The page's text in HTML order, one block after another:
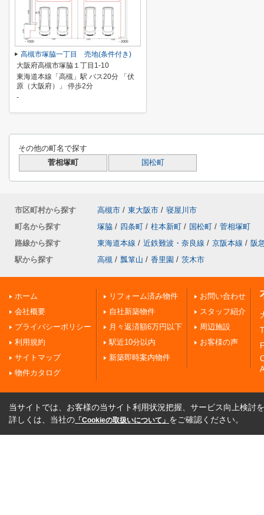
高槻市塚脇一丁目 売地(条件付き)
大阪府高槻市塚脇１丁目1-10
東海道本線「高槻」駅 バス20分 「伏
原（大阪府）」 停歩2分
-
その他の町名で探す
菅相塚町 国松町
市区町村から探す 高槻市 / 東大阪市 / 寝屋川市
町名から探す
塚脇 / 四条町 / 柱本新町 / 国松町 / 菅相塚町
路線から探す
東海道本線 / 近鉄難波・奈良線 / 京阪本線 / 阪
駅から探す
高槻 / 瓢箪山 / 香里園 / 茨木市
ホーム
会社概要
プライバシーポリシー
利用規約
サイトマップ
物件カタログ
リフォーム済み物件
自社新築物件
月々返済額6万円以下
駅近10分以内
新築即時案内物件
お問い合わせ
スタッフ紹介
周辺施設
お客様の声
当サイトでは、お客様の当サイト利用状況把握、サービス向上検討
詳しくは、当社の 「Cookieの取扱いについて」 をご確認ください。